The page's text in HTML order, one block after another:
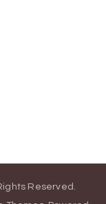
Reserved.